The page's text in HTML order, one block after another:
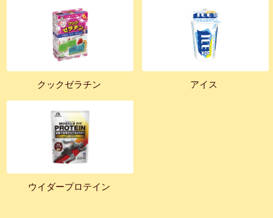
クックゼラチン アイス
ウイダープロテイン